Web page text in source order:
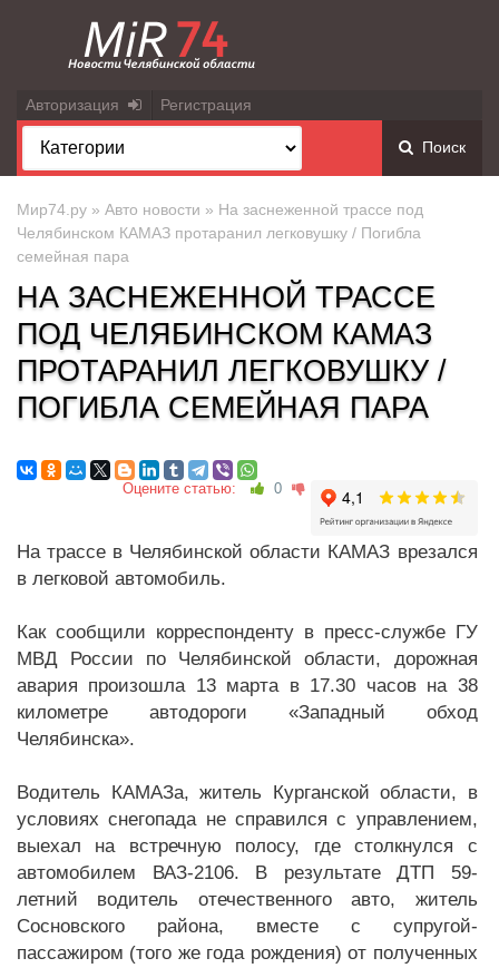
Авторизация Регистрация
Поиск
Мир74.ру » Авто новости » На заснеженной трассе под
Челябинском КАМАЗ протаранил легковушку / Погибла
семейная пара
НА ЗАСНЕЖЕННОЙ ТРАССЕ
ПОД ЧЕЛЯБИНСКОМ КАМАЗ
ПРОТАРАНИЛ ЛЕГКОВУШКУ /
ПОГИБЛА СЕМЕЙНАЯ ПАРА
Оцените статью: 0
На трассе в Челябинской области КАМАЗ врезался
в легковой автомобиль.
Как сообщили корреспонденту в пресс-службе ГУ
МВД России по Челябинской области, дорожная
авария произошла 13 марта в 17.30 часов на 38
километре автодороги «Западный обход
Челябинска».
Водитель КАМАЗа, житель Курганской области, в
условиях снегопада не справился с управлением,
выехал на встречную полосу, где столкнулся с
автомобилем ВАЗ-2106. В результате ДТП 59-
летний водитель отечественного авто, житель
Сосновского района, вместе с супругой-
пассажиром (того же года рождения) от полученных